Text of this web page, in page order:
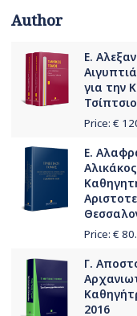
Author
Ε.
για την
Price: €
Ε.
Price: €
Γ.
2016